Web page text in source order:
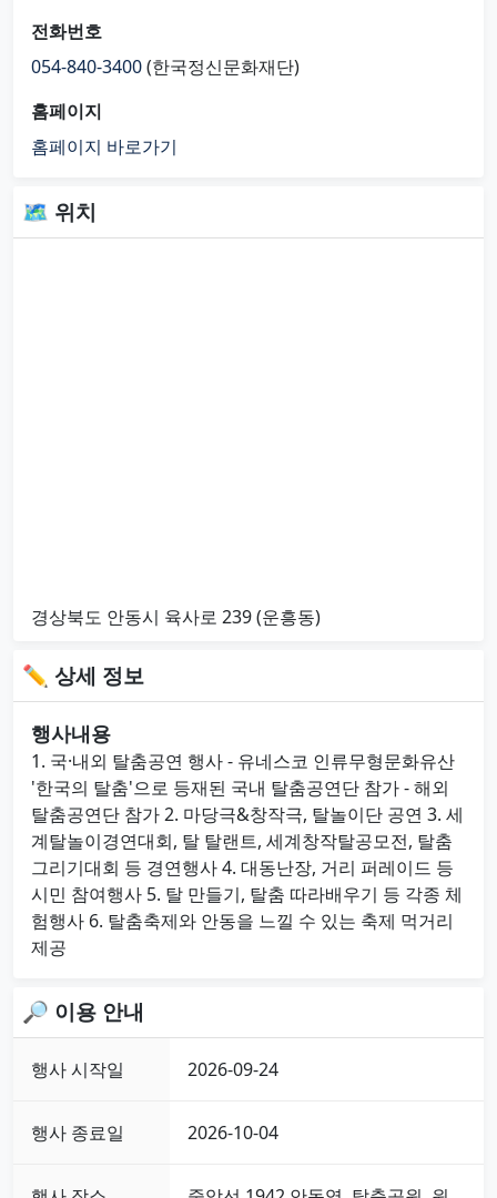
전화번호
054-840-3400(한국정신문화재단)
홈페이지
홈페이지 바로가기
🗺 위치
경상북도 안동시 육사로 239 (운흥동)
✏ 상세 정보
행사내용
1. 국·내외 탈춤공연 행사 - 유네스코 인류무형문화유산
'한국의 탈춤'으로 등재된 국내 탈춤공연단 참가 - 해외
탈춤공연단 참가 2. 마당극&창작극, 탈놀이단 공연 3. 세
계탈놀이경연대회, 탈 탈랜트, 세계창작탈공모전, 탈춤
그리기대회 등 경연행사 4. 대동난장, 거리 퍼레이드 등
시민 참여행사 5. 탈 만들기, 탈춤 따라배우기 등 각종 체
험행사 6. 탈춤축제와 안동을 느낄 수 있는 축제 먹거리
제공
🔎 이용 안내
행사 시작일 2026-09-24
행사 종료일 2026-10-04